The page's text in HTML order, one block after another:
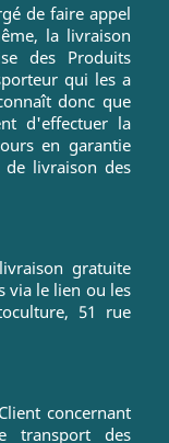
de faire appel
la livraison
des Produits
qui les a
donc que
d'effectuer la
en garantie
livraison des
gratuite
via le lien ou les
51 rue
concernant
transport des